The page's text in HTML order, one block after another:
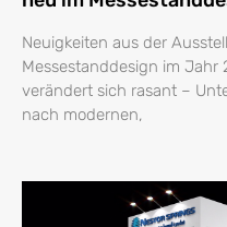
Neuigkeiten aus der
Messestanddesign im Jahr
verändert sich rasant –
nach modernen,